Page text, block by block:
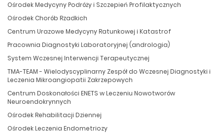
Ośrodek Medycyny Podróży i Szczepień Profilaktycznych
Ośrodek Chorób Rzadkich
Centrum Urazowe Medycyny Ratunkowej i Katastrof
Pracownia Diagnostyki Laboratoryjnej (andrologia)
System Wczesnej Interwencji Terapeutycznej
TMA-TEAM - Wielodyscyplinarny Zespół do Wczesnej Diagnostyki i
Leczenia Mikroangiopatii Zakrzepowych
Centrum Doskonałości ENETS w Leczeniu Nowotworów
Neuroendokrynnych
Ośrodek Rehabilitacji Dziennej
Ośrodek Leczenia Endometriozy